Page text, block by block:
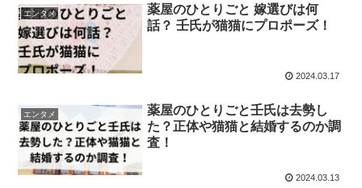
エンタメ
薬屋のひとりごと 嫁選びは何
話？ 壬氏が猫猫にプロポーズ！
2024.03.17
エンタメ
薬屋のひとりごと壬氏は去勢し
た？正体や猫猫と結婚するのか調
査！
2024.03.13